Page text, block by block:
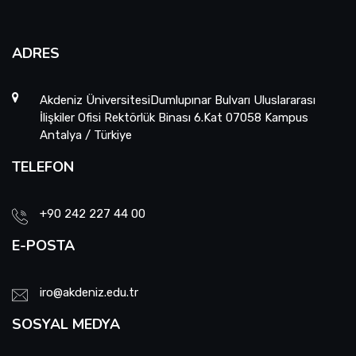
ADRES
Akdeniz ÜniversitesiDumlupınar Bulvarı Uluslararası
İlişkiler Ofisi Rektörlük Binası 6.Kat 07058 Kampus
Antalya / Türkiye
TELEFON
+90 242 227 44 00
E-POSTA
iro@akdeniz.edu.tr
SOSYAL MEDYA